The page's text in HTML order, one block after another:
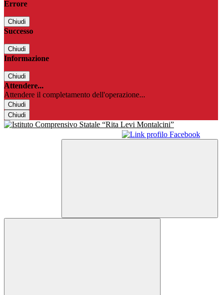
Errore
Chiudi
Successo
Chiudi
Informazione
Chiudi
Attendere...
Attendere il completamento dell'operazione...
Chiudi
Chiudi